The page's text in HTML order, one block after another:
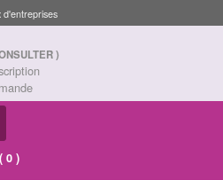
d'entreprises
)
0 )